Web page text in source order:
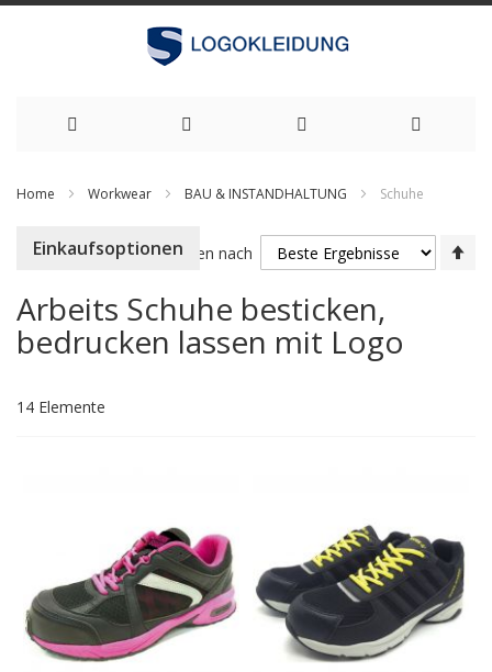
springen
Home Workwear BAU & INSTANDHALTUNG Schuhe
Arbeits Schuhe besticken,
bedrucken lassen mit Logo
14 Elemente
Sortieren nach
Einkaufsoptionen